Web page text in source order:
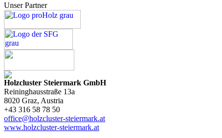
Unser Partner
Holzcluster Steiermark GmbH
Reininghausstraße 13a
8020 Graz, Austria
+43 316 58 78 50
office@holzcluster-steiermark.at
www.holzcluster-steiermark.at